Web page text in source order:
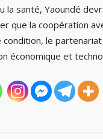
la santé, Yaoundé
que la coopération
le
économique et